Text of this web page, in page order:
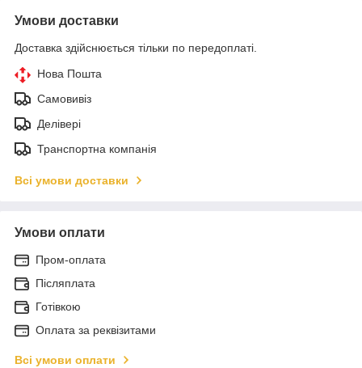
Умови доставки
Доставка здійснюється тільки по передоплаті.
Нова Пошта
Самовивіз
Делівері
Транспортна компанія
Всі умови доставки
Умови оплати
Пром-оплата
Післяплата
Готівкою
Оплата за реквізитами
Всі умови оплати